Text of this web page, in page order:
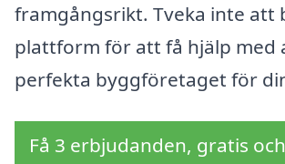
framgångsrikt. Tveka inte att
plattform för att få hjälp med
perfekta byggföretaget för
Få 3 erbjudanden, gratis